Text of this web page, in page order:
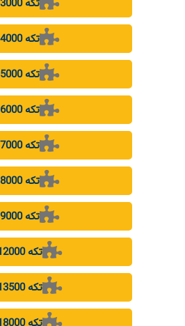
4000 تکه
5000 تکه
6000 تکه
7000 تکه
8000 تکه
9000 تکه
12000 تکه
13500 تکه